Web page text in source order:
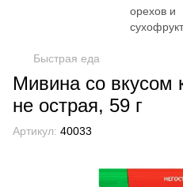
Быстрая еда
Мивина со вкусом
не острая, 59 г
Артикул: 40033